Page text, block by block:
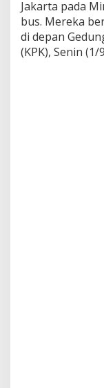
Jakarta pada
bus. Mereka
di depan
(KPK), Senin (1/